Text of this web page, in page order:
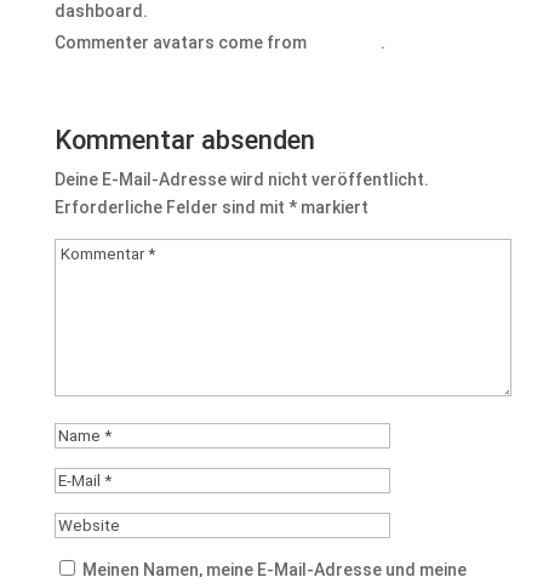
dashboard.
Commenter avatars come from
.
Kommentar absenden
Deine E-Mail-Adresse wird nicht veröffentlicht.
Erforderliche Felder sind mit *markiert
Meinen Namen, meine E-Mail-Adresse und meine